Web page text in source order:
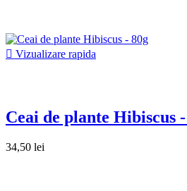
 Vizualizare rapida
Ceai de plante Hibiscus
34,50 lei